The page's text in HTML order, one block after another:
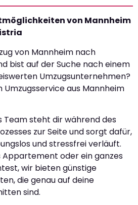
von Mannheim
von Mannheim nach
bist auf der Suche nach einem
Umzugsunternehmen?
Umzugsservice aus Mannheim
Team steht dir während des
zur Seite und sorgt dafür,
und stressfrei verläuft.
Appartement oder ein ganzes
wir bieten günstige
die genau auf deine
sind.